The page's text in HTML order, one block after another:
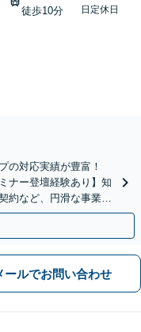
徒歩10分
日定休日
の対応実績が豊富！
ナー登壇経験あり】知
約など、円滑な事業運
山駅10分】
ールでお問い合わせ